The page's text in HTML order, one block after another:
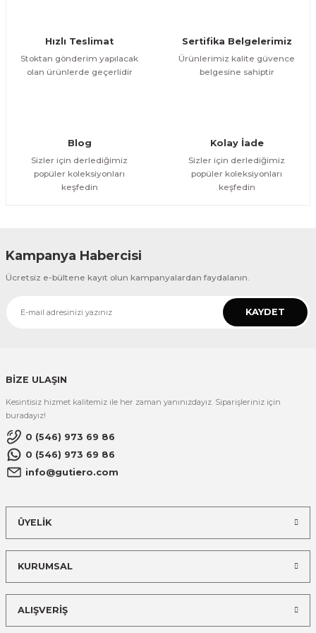
Bu ürüne benzer farklı alternatifler olmalı.
Hızlı Teslimat
Stoktan gönderim yapılacak
olan ürünlerde geçerlidir
Sertifika Belgelerimiz
Ürünlerimiz kalite güvence
belgesine sahiptir
Blog
Sizler için derlediğimiz
popüler koleksiyonları
keşfedin
Kolay İade
Sizler için derlediğimiz
popüler koleksiyonları
keşfedin
Kampanya Habercisi
Ücretsiz e-bültene kayıt olun kampanyalardan faydalanın.
KAYDET
BİZE ULAŞIN
Kesintisiz hizmet kalitemiz ile her zaman yanınızdayız. Siparişleriniz için
buradayız!
0 (546) 973 69 86
0 (546) 973 69 86
info@gutiero.com
ÜYELİK
KURUMSAL
ALIŞVERİŞ